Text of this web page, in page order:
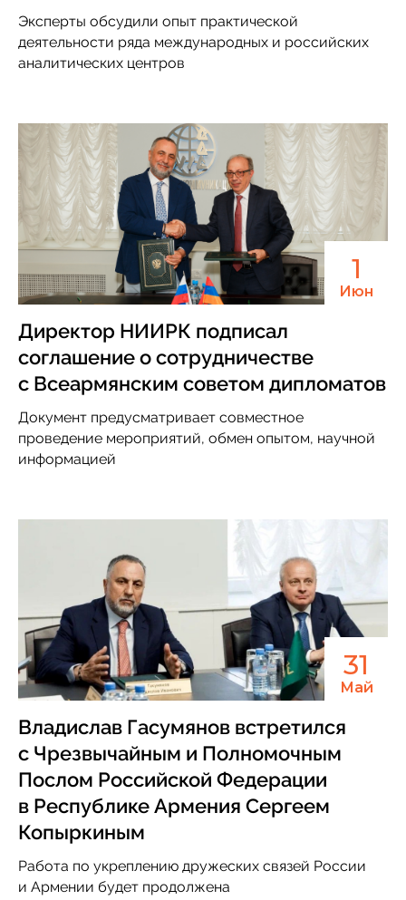
Эксперты обсудили опыт практической
деятельности ряда международных и российских
аналитических центров
1
Июн
Директор НИИРК подписал
соглашение о сотрудничестве
с Всеармянским советом дипломатов
Документ предусматривает совместное
проведение мероприятий, обмен опытом, научной
информацией
31
Май
Владислав Гасумянов встретился
с Чрезвычайным и Полномочным
Послом Российской Федерации
в Республике Армения Сергеем
Копыркиным
Работа по укреплению дружеских связей России
и Армении будет продолжена